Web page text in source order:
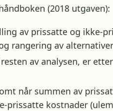
(2018 utgaven):
av prissatte og ikke-
rangering av
av analysen, er
når summen av
prissatte kostnader